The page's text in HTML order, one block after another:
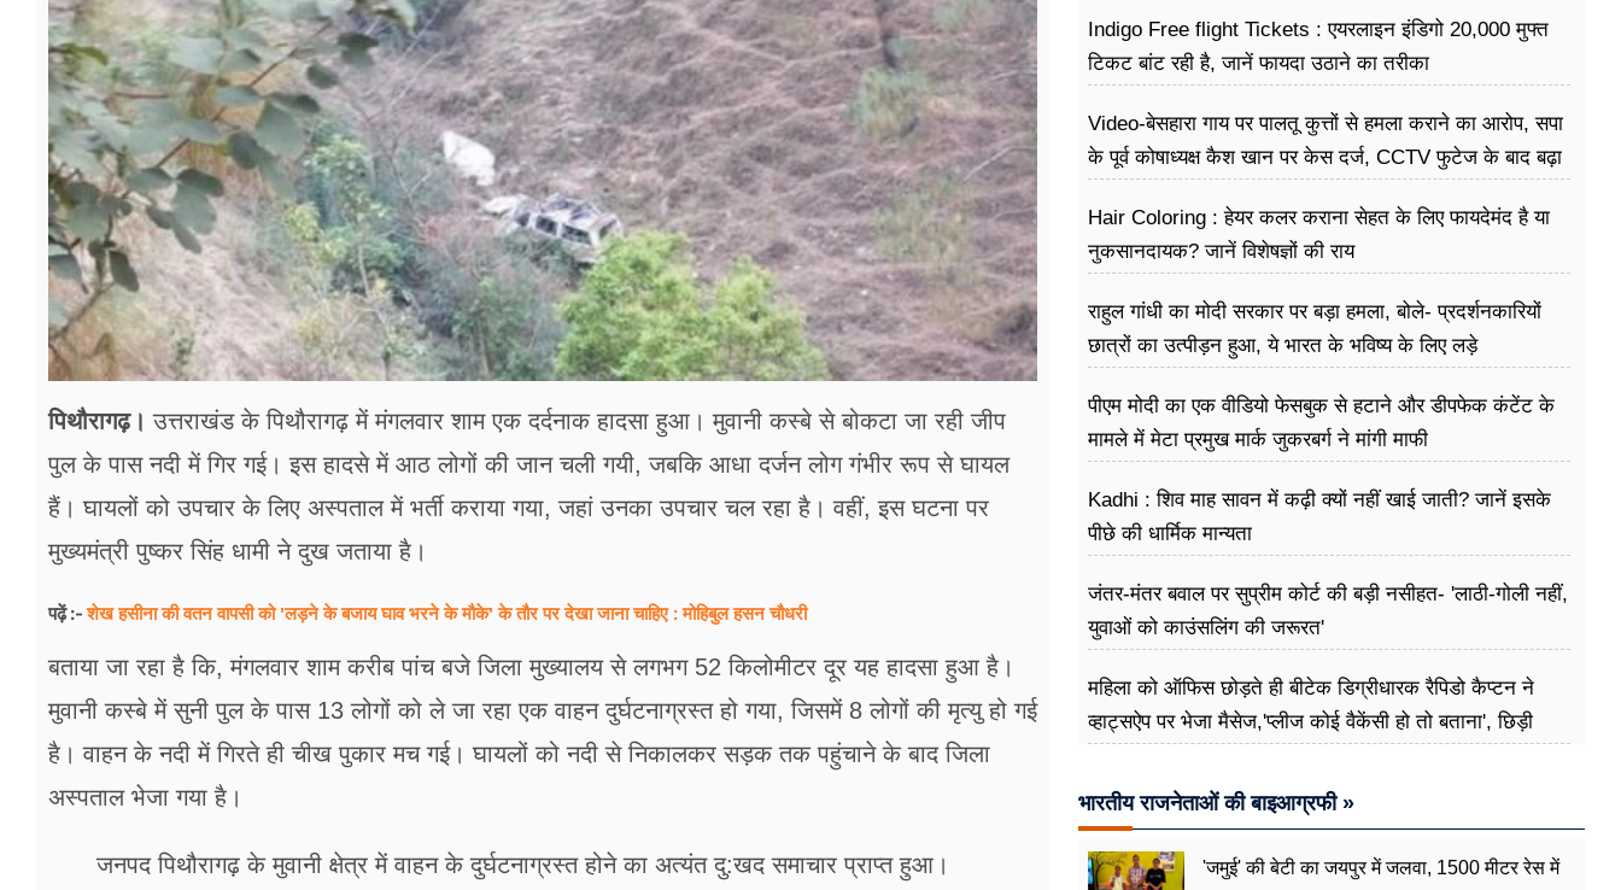
ब्‍यूटी
जॉब्स
शिक्षा
अन्य खबरें
पिथौरागढ़। उत्तराखंड के पिथौरागढ़ में मंगलवार शाम एक दर्दनाक हादसा हुआ। मुवानी कस्बे से बोकटा जा रही जीप
पुल के पास नदी में गिर गई। इस हादसे में आठ लोगों की जान चली गयी, जबकि आधा दर्जन लोग गंभीर रूप से घायल
हैं। घायलों को उपचार के लिए अस्पताल में भर्ती कराया गया, जहां उनका उपचार चल रहा है। वहीं, इस घटना पर
मुख्यमंत्री पुष्कर सिंह धामी ने दुख जताया है।
पढ़ें :-शेख हसीना की वतन वापसी को 'लड़ने के बजाय घाव भरने के मौके' के तौर पर देखा जाना चाहिए : मोहिबुल हसन चौधरी
बताया जा रहा है कि, मंगलवार शाम करीब पांच बजे जिला मुख्यालय से लगभग 52 किलोमीटर दूर यह हादसा हुआ है।
मुवानी कस्बे में सुनी पुल के पास 13 लोगों को ले जा रहा एक वाहन दुर्घटनाग्रस्त हो गया, जिसमें 8 लोगों की मृत्यु हो गई
है। वाहन के नदी में गिरते ही चीख पुकार मच गई। घायलों को नदी से निकालकर सड़क तक पहुंचाने के बाद जिला
अस्पताल भेजा गया है।
जनपद पिथौरागढ़ के मुवानी क्षेत्र में वाहन के दुर्घटनाग्रस्त होने का अत्यंत दु:खद समाचार प्राप्त हुआ।
Indigo Free flight Tickets : एयरलाइन इंडिगो 20,000 मुफ्त
टिकट बांट रही है, जानें फायदा उठाने का तरीका
Video-बेसहारा गाय पर पालतू कुत्तों से हमला कराने का आरोप, सपा
के पूर्व कोषाध्यक्ष कैश खान पर केस दर्ज, CCTV फुटेज के बाद बढ़ा
Hair Coloring : हेयर कलर कराना सेहत के लिए फायदेमंद है या
नुकसानदायक? जानें विशेषज्ञों की राय
राहुल गांधी का मोदी सरकार पर बड़ा हमला, बोले- प्रदर्शनकारियों
छात्रों का उत्पीड़न हुआ, ये भारत के भविष्य के लिए लड़े
पीएम मोदी का एक वीडियो फेसबुक से हटाने और डीपफेक कंटेंट के
मामले में मेटा प्रमुख मार्क जुकरबर्ग ने मांगी माफी
Kadhi : शिव माह सावन में कढ़ी क्यों नहीं खाई जाती? जानें इसके
पीछे की धार्मिक मान्यता
जंतर-मंतर बवाल पर सुप्रीम कोर्ट की बड़ी नसीहत- 'लाठी-गोली नहीं,
युवाओं को काउंसलिंग की जरूरत'
महिला को ऑफिस छोड़ते ही बीटेक डिग्रीधारक रैपिडो कैप्टन ने
व्हाट्सऐप पर भेजा मैसेज,'प्लीज कोई वैकेंसी हो तो बताना', छिड़ी
भारतीय राजनेताओं की बाइआग्रफी »
'जमुई' की बेटी का जयपुर में जलवा, 1500 मीटर रेस में